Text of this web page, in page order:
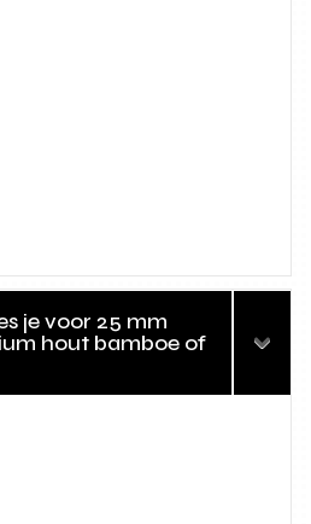
je voor 25 mm
hout bamboe of